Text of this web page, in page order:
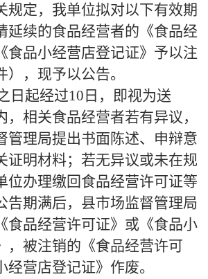
规定，我单位拟对以下有效期
延续的食品经营者的《食品经
食品小经营店登记证》予以注
，现予以公告。
日起经过10日，即视为送
，相关食品经营者若有异议，
管理局提出书面陈述、申辩意
证明材料；若无异议或未在规
位办理缴回食品经营许可证等
告期满后，县市场监督管理局
食品经营许可证》或《食品小
，被注销的《食品经营许可
经营店登记证》作废。